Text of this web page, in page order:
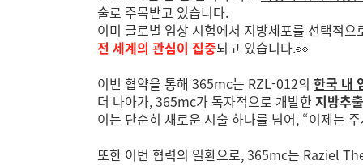
술로 주목받고 있습니다.
이미 글로벌 임상 시험에서 지방세포를 선택적
전 세계의 관심이 집중되고 있습니다.👀
이번 협약을 통해 365mc는 RZL-012의 한국 내
더 나아가, 365mc가 독자적으로 개발한 지방추
이는 단순히 새로운 시술 하나를 넘어, “이제는
또한 이번 협력의 일환으로, 365mc는 Raziel